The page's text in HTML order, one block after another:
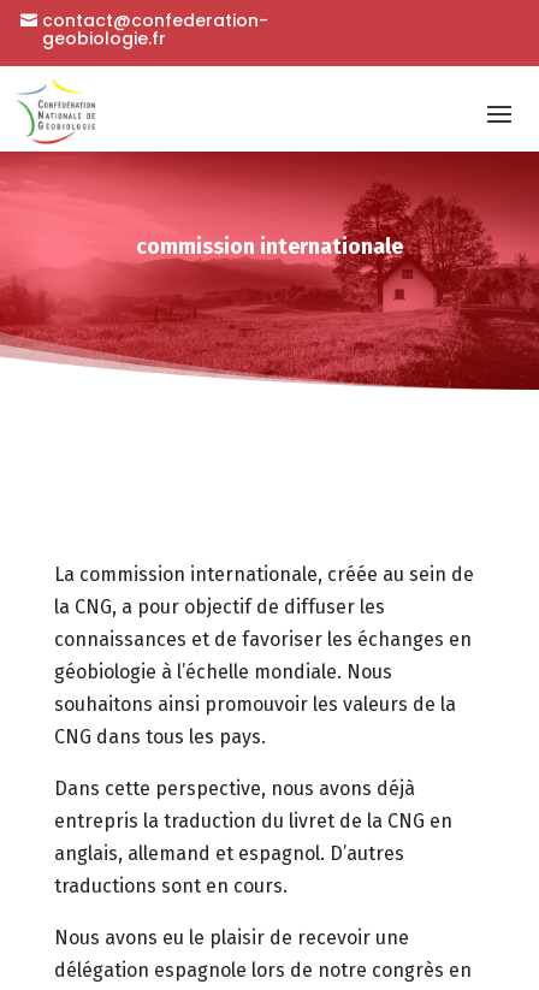
contact@confederation-
geobiologie.fr
commission internationale
La commission internationale, créée au sein de
la CNG, a pour objectif de diffuser les
connaissances et de favoriser les échanges en
géobiologie à l’échelle mondiale. Nous
souhaitons ainsi promouvoir les valeurs de la
CNG dans tous les pays.
Dans cette perspective, nous avons déjà
entrepris la traduction du livret de la CNG en
anglais, allemand et espagnol. D’autres
traductions sont en cours.
Nous avons eu le plaisir de recevoir une
délégation espagnole lors de notre congrès en